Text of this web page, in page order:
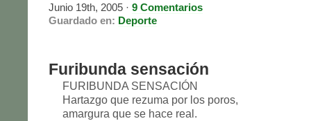
Junio 19th, 2005 · 9 Comentarios
Guardado en: Deporte
Furibunda sensación
FURIBUNDA SENSACIÓN
Hartazgo que rezuma por los poros,
amargura que se hace real.